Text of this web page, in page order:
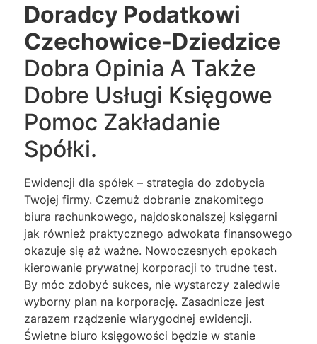
Doradcy Podatkowi
Czechowice-Dziedzice
Dobra Opinia A Także
Dobre Usługi Księgowe
Pomoc Zakładanie
Spółki.
Ewidencji dla spółek – strategia do zdobycia
Twojej firmy. Czemuż dobranie znakomitego
biura rachunkowego, najdoskonalszej księgarni
jak również praktycznego adwokata finansowego
okazuje się aż ważne. Nowoczesnych epokach
kierowanie prywatnej korporacji to trudne test.
By móc zdobyć sukces, nie wystarczy zaledwie
wyborny plan na korporację. Zasadnicze jest
zarazem rządzenie wiarygodnej ewidencji.
Świetne biuro księgowości będzie w stanie